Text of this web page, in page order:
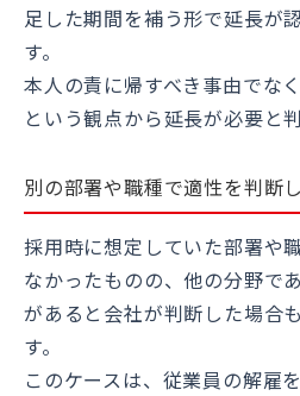
足した期間を補う形で延長が
す。
本人の責に帰すべき事由でな
という観点から延長が必要と
別の部署や職種で適性を判断
採用時に想定していた部署や
なかったものの、他の分野で
があると会社が判断した場合
す。
このケースは、従業員の解雇